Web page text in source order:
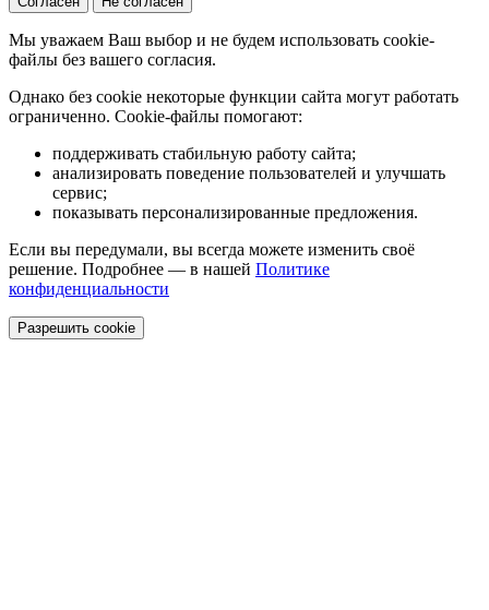
Мы уважаем Ваш выбор и не будем использовать cookie-
файлы без вашего согласия.
Однако без cookie некоторые функции сайта могут работать
ограниченно. Cookie-файлы помогают:
поддерживать стабильную работу сайта;
анализировать поведение пользователей и улучшать
сервис;
показывать персонализированные предложения.
Если вы передумали, вы всегда можете изменить своё
решение. Подробнее — в нашей Политике
конфиденциальности
Разрешить cookie